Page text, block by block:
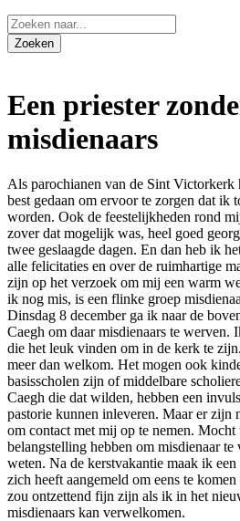
Een priester
misdienaars
Als parochianen van de Sint Victorkerk
best gedaan om ervoor te zorgen dat ik
worden. Ook de feestelijkheden rond
zover dat mogelijk was, heel goed
twee geslaagde dagen. En dan heb ik
alle felicitaties en over de ruimhartige
zijn op het verzoek om mij een warm
ik nog mis, is een flinke groep
Dinsdag 8 december ga ik naar de
Caegh om daar misdienaars te werven.
die het leuk vinden om in de kerk te
meer dan welkom. Het mogen ook
basisscholen zijn of middelbare
Caegh die dat wilden, hebben een
pastorie kunnen inleveren. Maar er zijn
om contact met mij op te nemen.
belangstelling hebben om misdienaar te
weten. Na de kerstvakantie maak ik
zich heeft aangemeld om eens te
zou ontzettend fijn zijn als ik in het
misdienaars kan verwelkomen.